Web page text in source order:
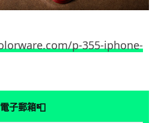
p-355-iphone-
子郵箱📮